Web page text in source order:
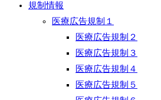
規制情報
医療広告規制１
医療広告規制２
医療広告規制３
医療広告規制４
医療広告規制５